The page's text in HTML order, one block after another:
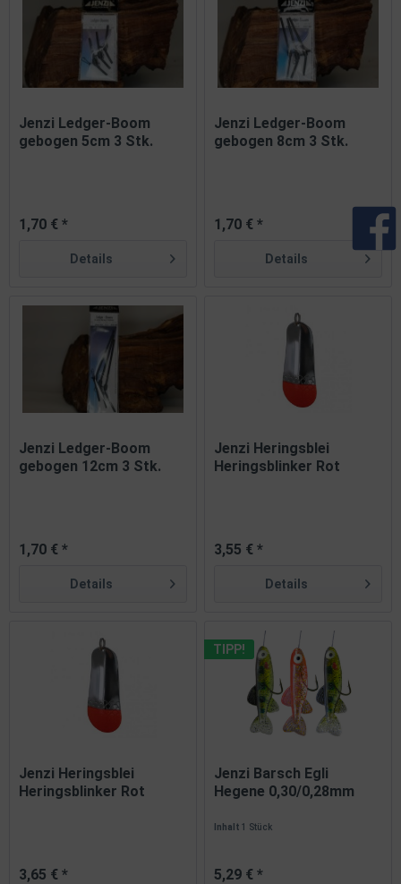
Jenzi Ledger-Boom
gebogen 5cm 3 Stk.
1,70 € *
Details
Jenzi Ledger-Boom
gebogen 8cm 3 Stk.
1,70 € *
Details
Jenzi Ledger-Boom
gebogen 12cm 3 Stk.
1,70 € *
Details
Jenzi Heringsblei
Heringsblinker Rot
3,55 € *
Details
Jenzi Heringsblei
Heringsblinker Rot
3,65 € *
TIPP!
Jenzi Barsch Egli
Hegene 0,30/0,28mm
Inhalt1 Stück
5,29 € *